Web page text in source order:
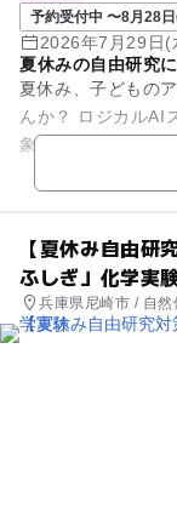
予約受付中 〜8月28
2026年7月29日(
夏休みの自由研究
夏休み、子どもの
んか？ ロジカルAIスクール吉祥寺店では、小学生・中学生を対
象に、夏休み限定
【夏休み自由研
ふしぎ」化学実
兵庫県尼崎市 / 自